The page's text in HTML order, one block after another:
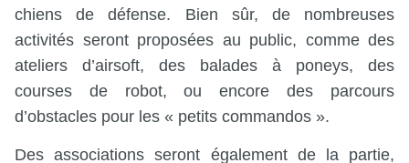
chiens de défense. Bien sûr, de nombreuses
activités seront proposées au public, comme des
ateliers d’airsoft, des balades à poneys, des
courses de robot, ou encore des parcours
d’obstacles pour les « petits commandos ».
Des associations seront également de la partie,